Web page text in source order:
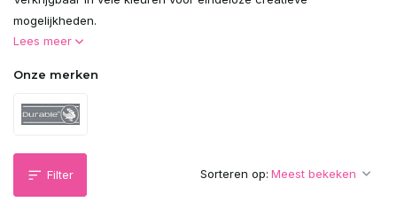
mogelijkheden.
Lees meer
Onze merken
Filter Sorteren op: